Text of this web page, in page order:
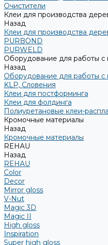
Очистители
Клеи для производства
Назад
Клеи для производства
PURBOND
PURWELD
Оборудование для работы с
Назад
Оборудование для работы с
KLP, Словения
Клеи для постформинга
Клеи для фолдинга
Полиуретановые клеи-
Кромочные материалы
Назад
Кромочные материалы
REHAU
Назад
REHAU
Color
Decor
Mirror gloss
V-Nut
Magic 3D
Magic II
High gloss
Inspiration
Super high gloss